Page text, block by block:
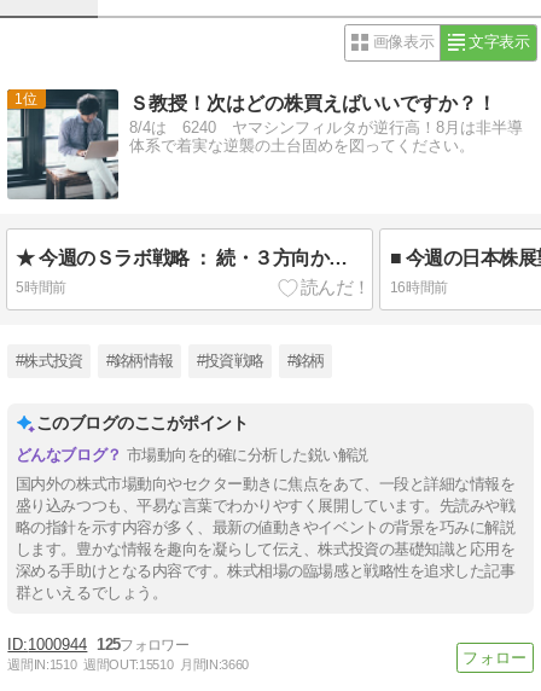
画像表示 文字表示
1 Ｓ教授！次はどの株買えばいいですか？！
8/4は 6240 ヤマシンフィルタが逆行高！8月は非半導
体系で着実な逆襲の土台固めを図ってください。
★ 今週のＳラボ戦略 ： 続・３方向から間合いを詰める！
5時間前 16時間前
#株式投資 #銘柄情報 #投資戦略 #銘柄
このブログのここがポイント
市場動向を的確に分析した鋭い解説
国内外の株式市場動向やセクター動きに焦点をあて、一段と詳細な情報を
盛り込みつつも、平易な言葉でわかりやすく展開しています。先読みや戦
略の指針を示す内容が多く、最新の値動きやイベントの背景を巧みに解説
します。豊かな情報を趣向を凝らして伝え、株式投資の基礎知識と応用を
深める手助けとなる内容です。株式相場の臨場感と戦略性を追求した記事
群といえるでしょう。
1000944 125
週間IN:1510 週間OUT:15510 月間IN:3660